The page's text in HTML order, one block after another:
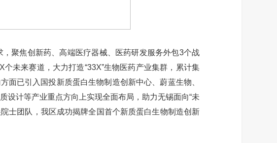
聚焦创新药、高端医疗器械、医药研发服务外包3个战
未来赛道，大力打造“33X”生物医药产业集群，累计集
面已引入国投新质蛋白生物制造创新中心、蔚蓝生物、
设计等产业重点方向上实现全面布局，助力无锡面向“未
士团队，我区成功揭牌全国首个新质蛋白生物制造创新